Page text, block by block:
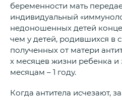
беременности мать
индивидуальный
недоношенных детей
чем у детей, родившихся в
полученных от матери
х месяцев жизни ребенка и
месяцам – 1 году.
Когда антитела исчезают,